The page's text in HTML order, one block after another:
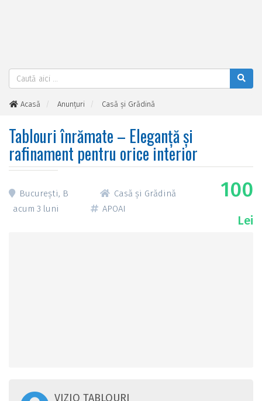
Acasă Anunțuri
Casă și Grădină
Tablouri înrămate – Eleganță și
rafinament pentru orice interior
București, B
Casă și Grădină
acum 3 luni
APOAI
100
Lei
VIZIO TABLOURI